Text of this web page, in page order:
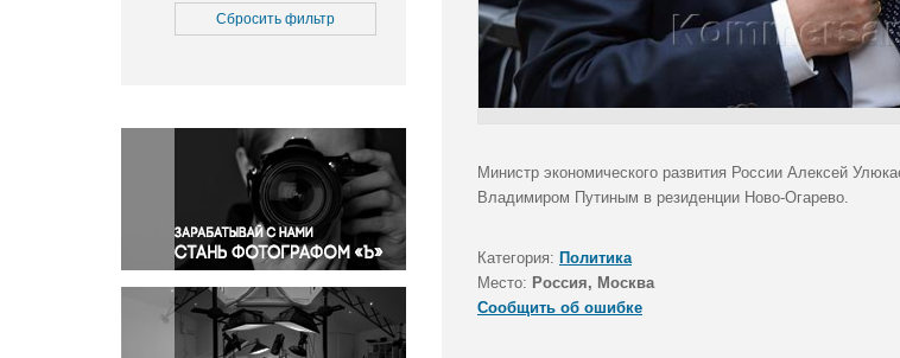
Медицина
Окружающая среда
Политика
Правосудие
Происшествия и конфликты
Религия
Светская жизнь
Спорт
Экология
Сбросить фильтр
Министр экономического развития России Алексей
Владимиром Путиным в резиденции Ново-Огарево.
Категория: Политика
Место: Россия, Москва
Сообщить об ошибке